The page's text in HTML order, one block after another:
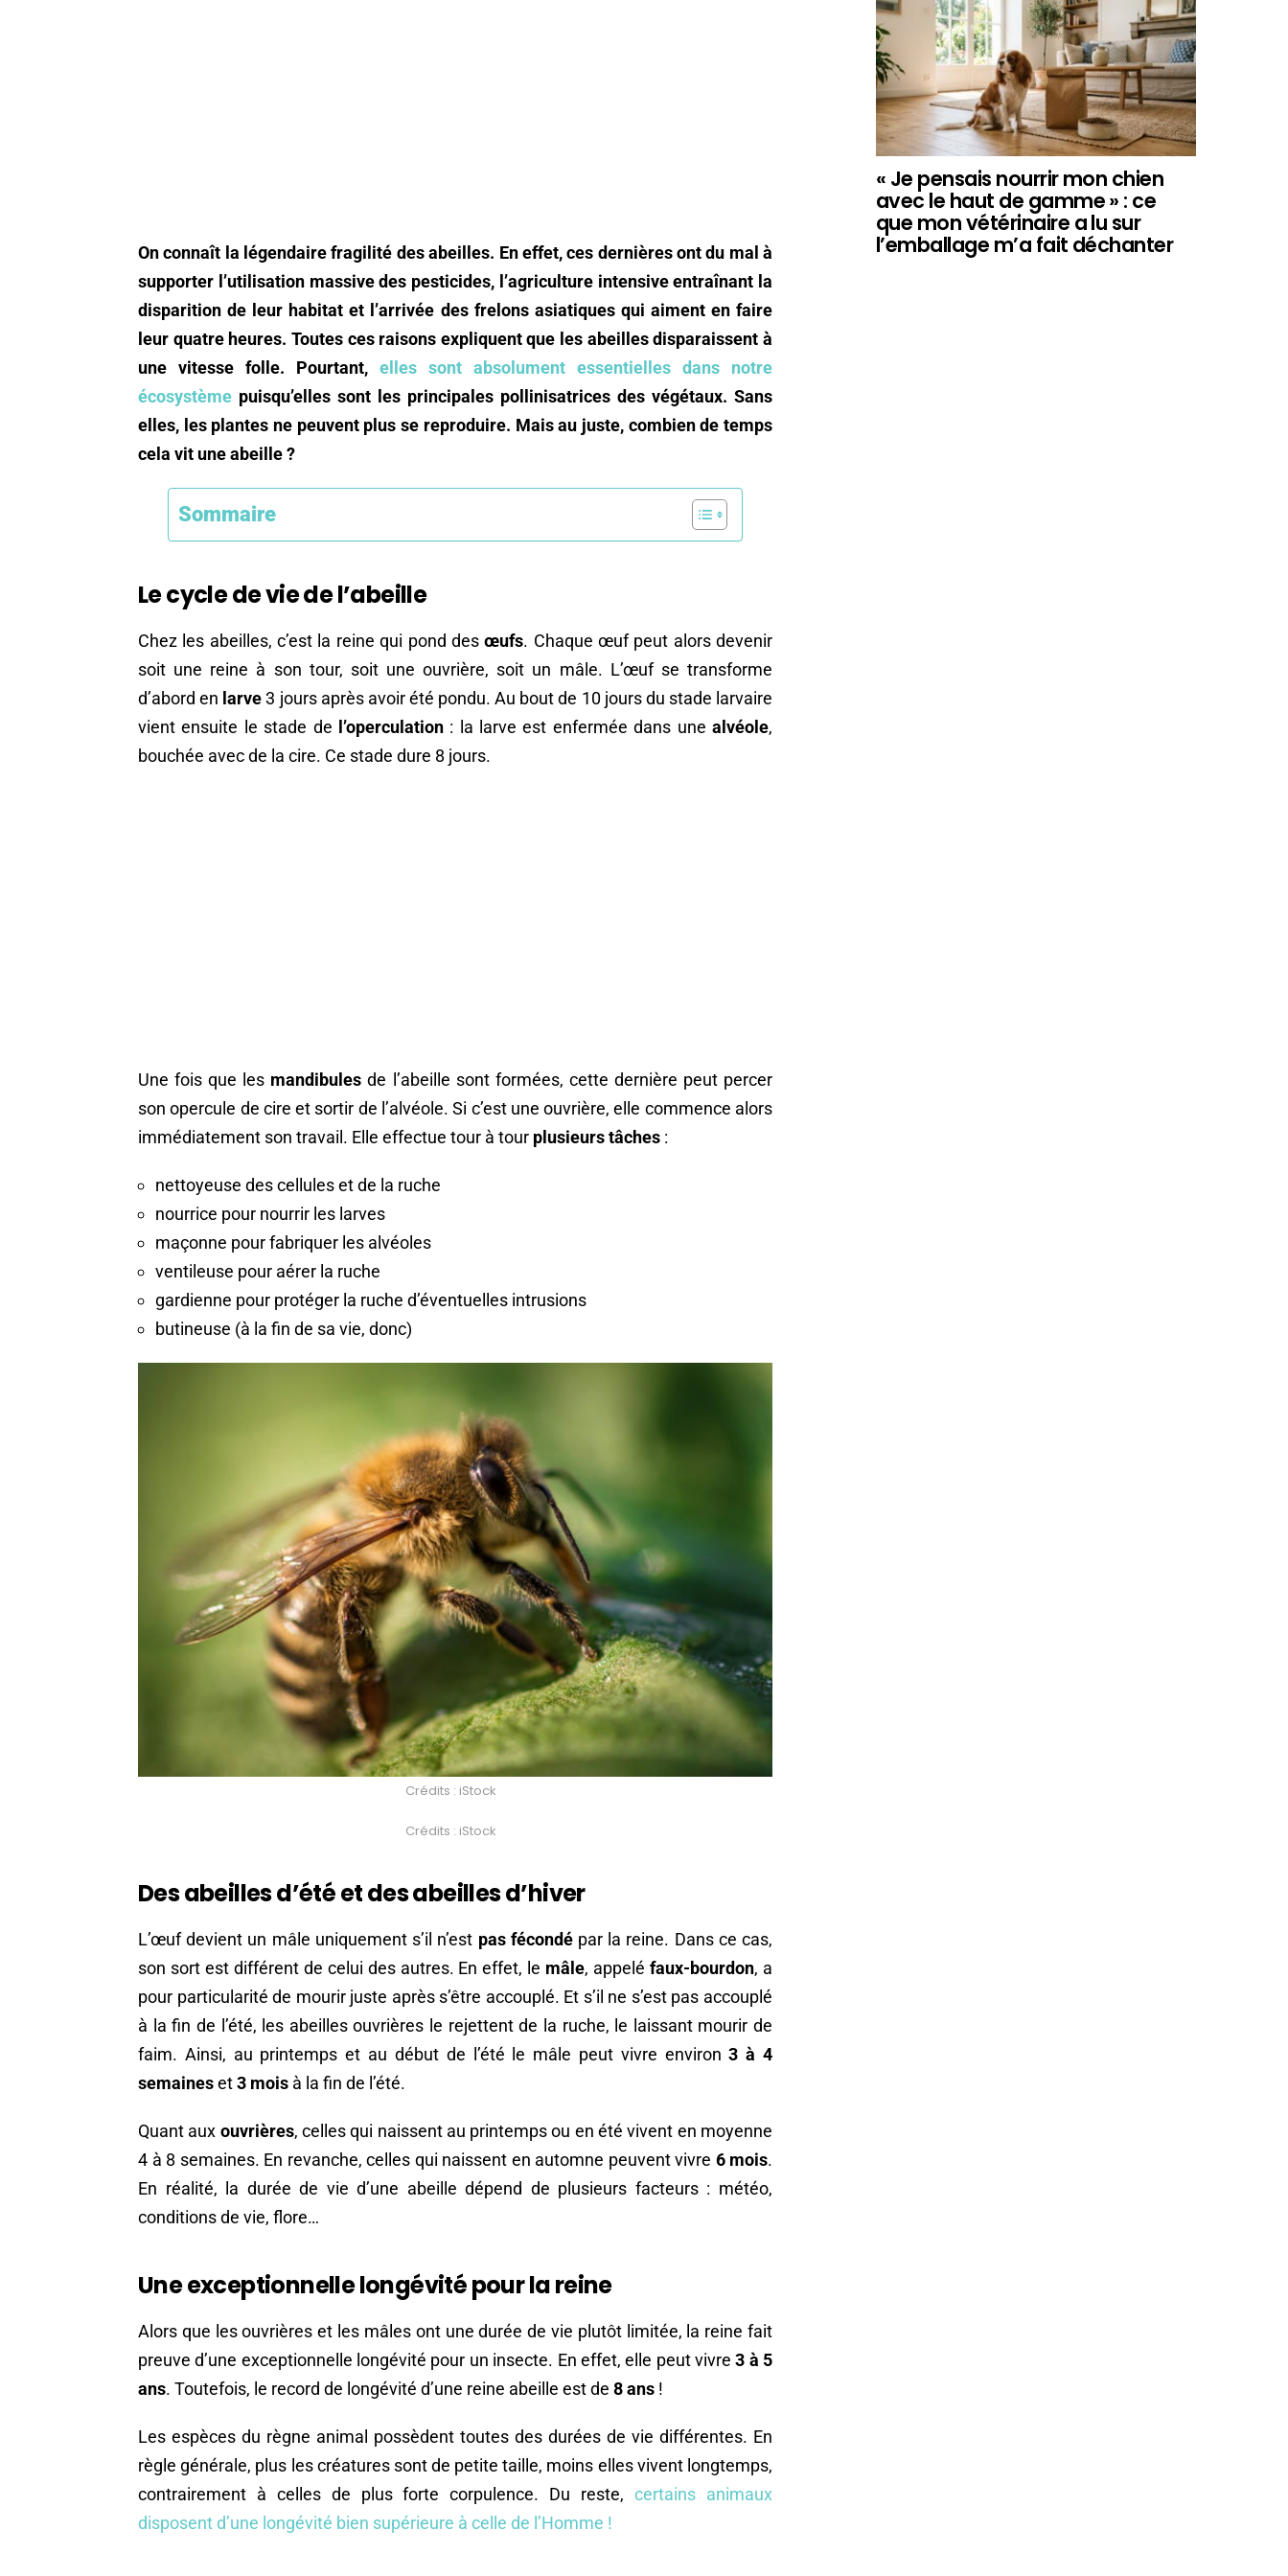
On connaît la légendaire fragilité des abeilles. En effet, ces dernières ont du mal à
supporter l’utilisation massive des pesticides, l’agriculture intensive entraînant la
disparition de leur habitat et l’arrivée des frelons asiatiques qui aiment en faire
leur quatre heures. Toutes ces raisons expliquent que les abeilles disparaissent à
une vitesse folle. Pourtant, elles sont absolument essentielles dans notre
écosystème puisqu’elles sont les principales pollinisatrices des végétaux. Sans
elles, les plantes ne peuvent plus se reproduire. Mais au juste, combien de temps
cela vit une abeille ?
Sommaire
Le cycle de vie de l’abeille
Chez les abeilles, c’est la reine qui pond desœufs. Chaque œuf peut alors devenir
soit une reine à son tour, soit une ouvrière, soit un mâle. L’œuf se transforme
d’abord en larve3 jours après avoir été pondu. Au bout de 10 jours du stade larvaire
vient ensuite le stade de l’operculation: la larve est enfermée dans unealvéole,
bouchée avec de la cire. Ce stade dure 8 jours.
Une fois que les mandibules de l’abeille sont formées, cette dernière peut percer
son opercule de cire et sortir de l’alvéole. Si c’est une ouvrière, elle commence alors
immédiatement son travail. Elle effectue tour à tour plusieurs tâches :
nettoyeuse des cellules et de la ruche
nourrice pour nourrir les larves
maçonne pour fabriquer les alvéoles
ventileuse pour aérer la ruche
gardienne pour protéger la ruche d’éventuelles intrusions
butineuse (à la fin de sa vie, donc)
Crédits : iStock
Crédits : iStock
Des abeilles d’été et des abeilles d’hiver
L’œuf devient un mâle uniquement s’il n’est pas fécondépar la reine. Dans ce cas,
son sort est différent de celui des autres. En effet, le mâle, appeléfaux-bourdon, a
pour particularité de mourir juste après s’être accouplé. Et s’il ne s’est pas accouplé
à la fin de l’été, les abeilles ouvrières le rejettent de la ruche, le laissant mourir de
faim. Ainsi, au printemps et au début de l’été le mâle peut vivre environ3 à 4
semaineset3 mois à la fin de l’été.
Quant aux ouvrières, celles qui naissent au printemps ou en été vivent en moyenne
4 à 8 semaines. En revanche, celles qui naissent en automne peuvent vivre 6 mois.
En réalité, la durée de vie d’une abeille dépend de plusieurs facteurs : météo,
conditions de vie, flore…
Une exceptionnelle longévité pour la reine
Alors que les ouvrières et les mâles ont une durée de vie plutôt limitée, la reine fait
preuve d’une exceptionnelle longévité pour un insecte. En effet, elle peut vivre 3 à 5
ans. Toutefois, le record de longévité d’une reine abeille est de 8 ans !
Les espèces du règne animal possèdent toutes des durées de vie différentes. En
règle générale, plus les créatures sont de petite taille, moins elles vivent longtemps,
contrairement à celles de plus forte corpulence. Du reste,certains animaux
disposent d’une longévité bien supérieure à celle de l’Homme !
« Je pensais nourrir mon chien
avec le haut de gamme » : ce
que mon vétérinaire a lu sur
l’emballage m’a fait déchanter